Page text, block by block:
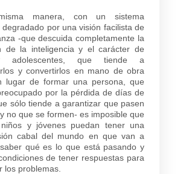
manera, con un sistema
degradado por una visión facilista de
-que descuida completamente la
de la inteligencia y el carácter de
adolescentes, que tiende a
y convertirlos en mano de obra
lugar de formar una persona, que
por la pérdida de días de
sólo tiende a garantizar que pasen
no que se formen- es imposible que
niños y jóvenes puedan tener una
cabal del mundo en que van a
qué es lo que está pasando y
de tener respuestas para
los problemas.